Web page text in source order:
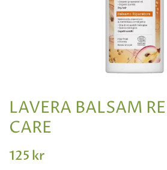
LAVERA BALSAM
CARE
125 kr